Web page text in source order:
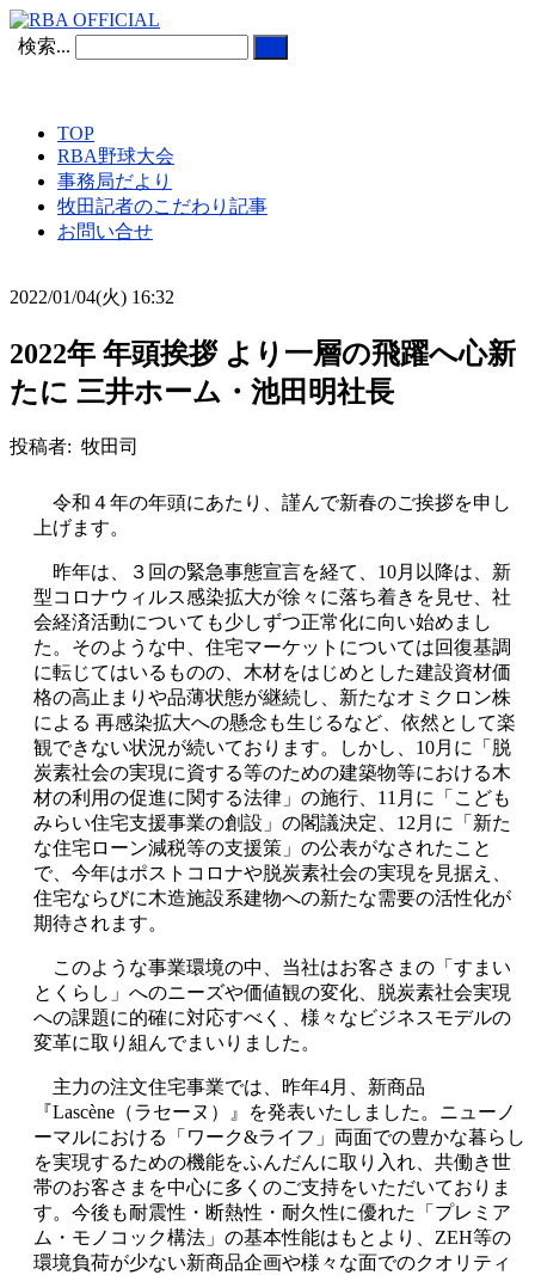
検索...
TOP
RBA野球大会
事務局だより
牧田記者のこだわり記事
お問い合せ
2022/01/04(火) 16:32
2022年 年頭挨拶 より一層の飛躍へ心新
たに 三井ホーム・池田明社長
投稿者: 牧田司
令和４年の年頭にあたり、謹んで新春のご挨拶を申し
上げます。
昨年は、３回の緊急事態宣言を経て、10月以降は、新
型コロナウィルス感染拡大が徐々に落ち着きを見せ、社
会経済活動についても少しずつ正常化に向い始めまし
た。そのような中、住宅マーケットについては回復基調
に転じてはいるものの、木材をはじめとした建設資材価
格の高止まりや品薄状態が継続し、新たなオミクロン株
による 再感染拡大への懸念も生じるなど、依然として楽
観できない状況が続いております。しかし、10月に「脱
炭素社会の実現に資する等のための建築物等における木
材の利用の促進に関する法律」の施行、11月に「こども
みらい住宅支援事業の創設」の閣議決定、12月に「新た
な住宅ローン減税等の支援策」の公表がなされたこと
で、今年はポストコロナや脱炭素社会の実現を見据え、
住宅ならびに木造施設系建物への新たな需要の活性化が
期待されます。
このような事業環境の中、当社はお客さまの「すまい
とくらし」へのニーズや価値観の変化、脱炭素社会実現
への課題に的確に対応すべく、様々なビジネスモデルの
変革に取り組んでまいりました。
主力の注文住宅事業では、昨年4月、新商品
『Lascène（ラセーヌ）』を発表いたしました。ニューノ
ーマルにおける「ワーク&ライフ」両面での豊かな暮らし
を実現するための機能をふんだんに取り入れ、共働き世
帯のお客さまを中心に多くのご支持をいただいておりま
す。今後も耐震性・断熱性・耐久性に優れた「プレミア
ム・モノコック構法」の基本性能はもとより、ZEH等の
環境負荷が少ない新商品企画や様々な面でのクオリティ